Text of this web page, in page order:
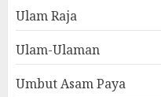
Ulam Raja
Ulam-Ulaman
Umbut Asam Paya